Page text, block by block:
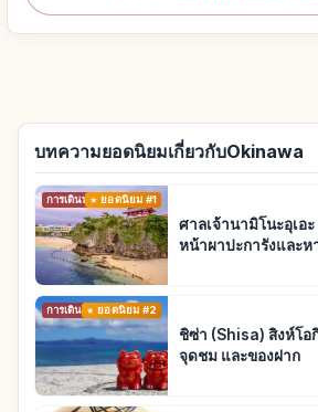
บทความยอดนิยมเกี่ยวกับOkinawa
การเดินทาง ยอดนิยม #1
ศาลเจ้านามิโนะอุเอ
หน้าผาปะการังและห
การเดินทางยอดนิยม #2
ชิซ่า (Shisa) สิงห์โ
จุดชม และของฝาก